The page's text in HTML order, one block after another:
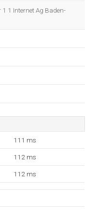
1 1 Internet Ag Baden-
111 ms
112 ms
112 ms